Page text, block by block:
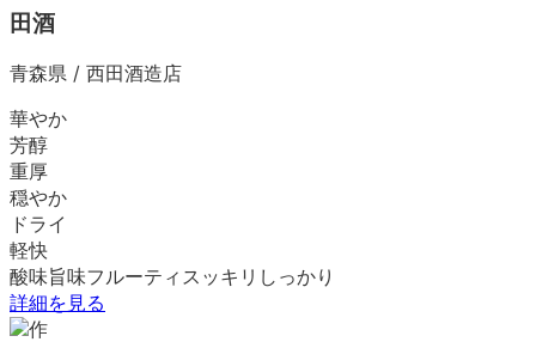
田酒
青森県 / 西田酒造店
華やか
芳醇
重厚
穏やか
ドライ
軽快
酸味旨味フルーティ スッキリ しっかり
詳細を見る